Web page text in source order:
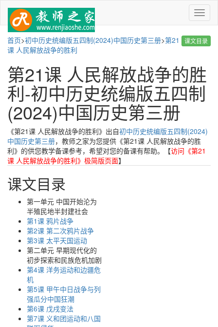
菜
单
课文目录
首页>初中历史统编版五四制(2024)中国历史第三册>第21
课 人民解放战争的胜利
第21课 人民解放战争的胜
利-初中历史统编版五四制
(2024)中国历史第三册
《第21课 人民解放战争的胜利》出自初中历史统编版五四制(2024)
中国历史第三册，教师之家为您提供《第21课 人民解放战争的胜
利》的供您教学备课参考，希望对您的备课有帮助。【访问《第21
课 人民解放战争的胜利》极简版页面】
课文目录
第一单元 中国开始沦为
半殖民地半封建社会
第1课 鸦片战争
第2课 第二次鸦片战争
第3课 太平天国运动
第二单元 早期现代化的
初步探索和民族危机加剧
第4课 洋务运动和边疆危
机
第5课 甲午中日战争与列
强瓜分中国狂潮
第6课 戊戌变法
第7课 义和团运动和八国